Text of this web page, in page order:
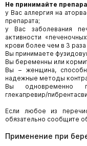
Не принимайте
у Вас аллергия на
препарата;
у Вас заболевания
активности
крови более чем в 3
Вы принимаете
Вы беременны или
Вы – женщина,
надежные методы
Вы одновременно
глекапревир/
Если любое из
обязательно сообщите
Применение при